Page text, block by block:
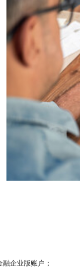
企业版账户；